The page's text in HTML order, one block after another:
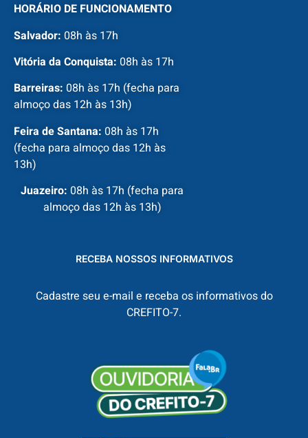
HORÁRIO DE FUNCIONAMENTO
Salvador: 08h às 17h
Vitória da Conquista: 08h às 17h
Barreiras: 08h às 17h (fecha para
almoço das 12h às 13h)
Feira de Santana: 08h às 17h
(fecha para almoço das 12h às
13h)
Juazeiro: 08h às 17h (fecha para
almoço das 12h às 13h)
RECEBA NOSSOS INFORMATIVOS
Cadastre seu e-mail e receba os informativos do
CREFITO-7.